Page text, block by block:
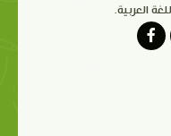
العربية.